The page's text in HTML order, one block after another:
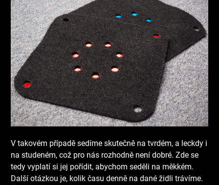
V takovém případě sedíme skutečně na tvrdém, a leckdy i
na studeném, což pro nás rozhodně není dobré. Zde se
tedy vyplatí si jej pořídit, abychom seděli na měkkém.
Další otázkou je, kolik času denně na dané židli trávíme.